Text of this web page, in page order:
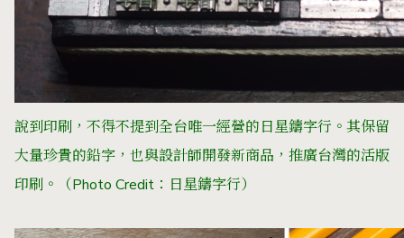
說到印刷，不得不提到全台唯一經營的日星鑄字行。其保留
大量珍貴的鉛字，也與設計師開發新商品，推廣台灣的活版
印刷。
（Photo Credit： 日星鑄字行）